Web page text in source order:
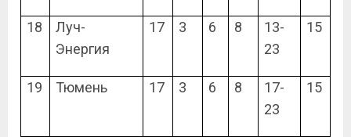
18
Луч-
Энергия
17 3 6 8
13-
23
15
19 Тюмень 17 3 6 8
17-
23
15